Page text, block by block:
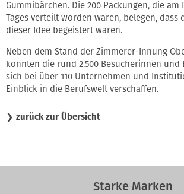
Gummibärchen. Die 200 Packungen, die am
Tages verteilt worden waren, belegen, dass
dieser Idee begeistert waren.
Neben dem Stand der Zimmerer-Innung
konnten die rund 2.500 Besucherinnen und
sich bei über 110 Unternehmen und
Einblick in die Berufswelt verschaffen.
❯ zurück zur Übersicht
Starke Marken